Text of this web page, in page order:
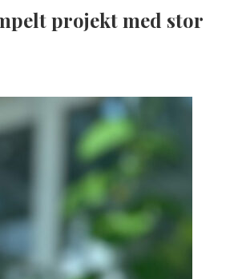
projekt med stor